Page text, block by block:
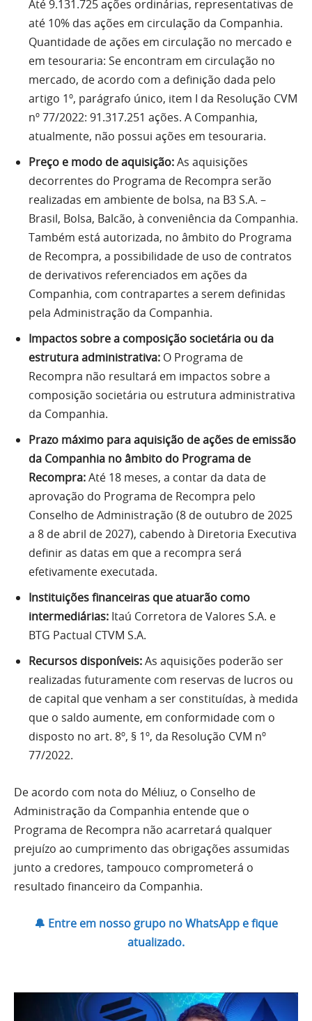
Até 9.131.725 ações ordinárias, representativas de
até 10% das ações em circulação da Companhia.
Quantidade de ações em circulação no mercado e
em tesouraria: Se encontram em circulação no
mercado, de acordo com a definição dada pelo
artigo 1º, parágrafo único, item I da Resolução CVM
nº 77/2022: 91.317.251 ações. A Companhia,
atualmente, não possui ações em tesouraria.
Preço e modo de aquisição:As aquisições
decorrentes do Programa de Recompra serão
realizadas em ambiente de bolsa, na B3 S.A. –
Brasil, Bolsa, Balcão, à conveniência da Companhia.
Também está autorizada, no âmbito do Programa
de Recompra, a possibilidade de uso de contratos
de derivativos referenciados em ações da
Companhia, com contrapartes a serem definidas
pela Administração da Companhia.
Impactos sobre a composição societária ou da
estrutura administrativa: O Programa de
Recompra não resultará em impactos sobre a
composição societária ou estrutura administrativa
da Companhia.
Prazo máximo para aquisição de ações de emissão
da Companhia no âmbito do Programa de
Recompra:Até 18 meses, a contar da data de
aprovação do Programa de Recompra pelo
Conselho de Administração (8 de outubro de 2025
a 8 de abril de 2027), cabendo à Diretoria Executiva
definir as datas em que a recompra será
efetivamente executada.
Instituições financeiras que atuarão como
intermediárias: Itaú Corretora de Valores S.A. e
BTG Pactual CTVM S.A.
Recursos disponíveis:As aquisições poderão ser
realizadas futuramente com reservas de lucros ou
de capital que venham a ser constituídas, à medida
que o saldo aumente, em conformidade com o
disposto no art. 8º, § 1º, da Resolução CVM nº
77/2022.
De acordo com nota do Méliuz, o Conselho de
Administração da Companhia entende que o
Programa de Recompra não acarretará qualquer
prejuízo ao cumprimento das obrigações assumidas
junto a credores, tampouco comprometerá o
resultado financeiro da Companhia.
🔔 Entre em nosso grupo no WhatsApp e fique
atualizado.